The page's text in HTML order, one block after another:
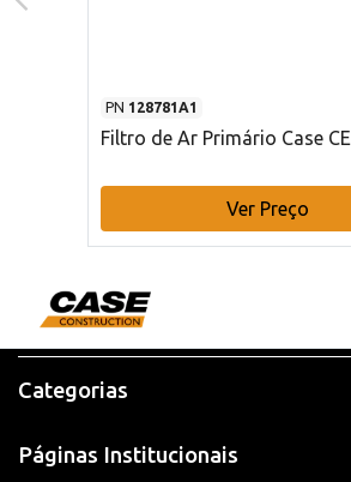
PN 128781A1
Filtro de Ar Primário Case CE
Ver Preço
Categorias
Páginas Institucionais